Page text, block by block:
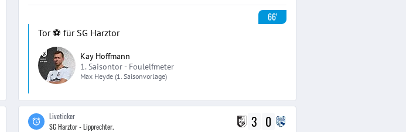
66'
Tor ⚽️ für SG Harztor
Kay Hoffmann
1. Saisontor - Foulelfmeter
Max Heyde (1. Saisonvorlage)
Liveticker
SG Harztor - Lipprechter.
3 0